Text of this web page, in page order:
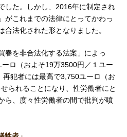
した。しかし、2016年に制定され
がこれまでの法律にとってかわっ
法化された形となりました。
春を非合法化する法案」によっ
ロ（およそ19万3500円／１ユー
犯者には最高で3,750ユーロ（お
られることになり、性労働者にと
ら、度々性労働者の間で批判が噴